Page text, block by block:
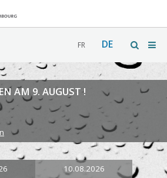
FR DE
AM 9. AUGUST !
10.08.2026